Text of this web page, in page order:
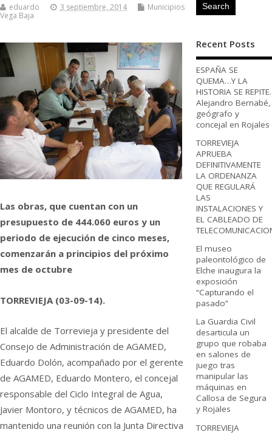
eduardo 3 septiembre, 2014
Municipios
Vega Baja
Las obras, que cuentan con un
presupuesto de 444.060 euros y un
periodo de ejecución de cinco meses,
comenzarán a principios del próximo
mes de octubre
TORREVIEJA (03-09-14).
El alcalde de Torrevieja y presidente del
Consejo de Administración de AGAMED,
Eduardo Dolón, acompañado por el gerente
de AGAMED, Eduardo Montero, el concejal
responsable del Ciclo Integral de Agua,
Javier Montoro, y técnicos de AGAMED, ha
mantenido una reunión con la Junta Directiva
Recent Posts
ESPAÑA SE
QUEMA…Y LA
HISTORIA SE REPITE.
Alejandro Bernabé,
geógrafo y
concejal en Rojales
TORREVIEJA
APRUEBA
DEFINITIVAMENTE
LA ORDENANZA
QUE REGULARÁ
LAS
INSTALACIONES Y
EL CABLEADO DE
El museo
paleontológico de
Elche inaugura la
exposición
“Capturando el
pasado”
La Guardia Civil
desarticula un
grupo que robaba
en salones de
juego tras
manipular las
máquinas en
Callosa de Segura
y Rojales
TORREVIEJA